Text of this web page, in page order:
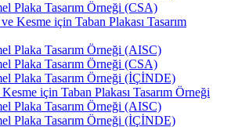
Plaka Tasarım Örneği (CSA)
ve Kesme için Taban Plakası Tasarım
Plaka Tasarım Örneği (AISC)
Plaka Tasarım Örneği (CSA)
Plaka Tasarım Örneği (İÇİNDE)
için Taban Plakası Tasarım Örneği
Plaka Tasarım Örneği (AISC)
Plaka Tasarım Örneği (İÇİNDE)